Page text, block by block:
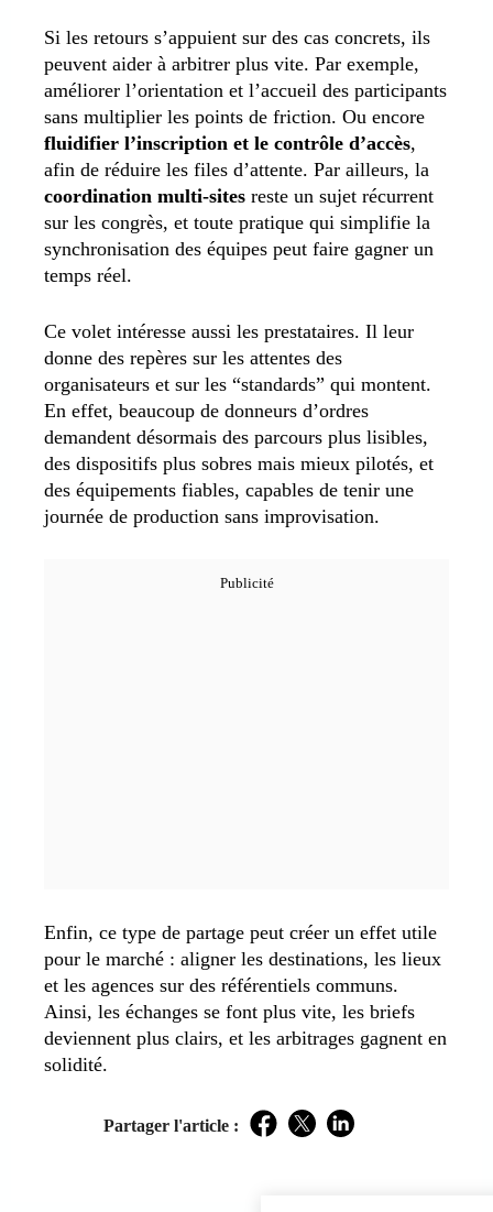
Si les retours s’appuient sur des cas concrets, ils
peuvent aider à arbitrer plus vite. Par exemple,
améliorer l’orientation et l’accueil des participants
sans multiplier les points de friction. Ou encore
fluidifier l’inscription et le contrôle d’accès,
afin de réduire les files d’attente. Par ailleurs, la
coordination multi-sites reste un sujet récurrent
sur les congrès, et toute pratique qui simplifie la
synchronisation des équipes peut faire gagner un
temps réel.
Ce volet intéresse aussi les prestataires. Il leur
donne des repères sur les attentes des
organisateurs et sur les “standards” qui montent.
En effet, beaucoup de donneurs d’ordres
demandent désormais des parcours plus lisibles,
des dispositifs plus sobres mais mieux pilotés, et
des équipements fiables, capables de tenir une
journée de production sans improvisation.
Enfin, ce type de partage peut créer un effet utile
pour le marché : aligner les destinations, les lieux
et les agences sur des référentiels communs.
Ainsi, les échanges se font plus vite, les briefs
deviennent plus clairs, et les arbitrages gagnent en
solidité.
Partager l'article : Facebook
TwitterLinkedIn